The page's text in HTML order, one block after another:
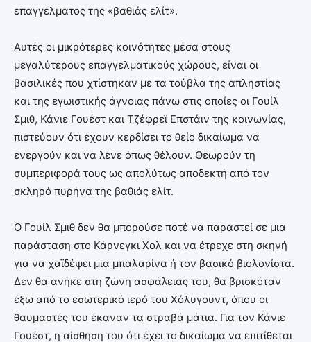
επαγγέλματος της «βαθιάς ελίτ».
Αυτές οι μικρότερες κοινότητες μέσα στους
μεγαλύτερους επαγγελματικούς χώρους, είναι οι
βασιλικές που χτίστηκαν με τα τούβλα της απληστίας
και της εγωιστικής άγνοιας πάνω στις οποίες οι Γουίλ
Σμιθ, Κάνιε Γουέστ και Τζέφρεϊ Επστάιν της κοινωνίας,
πιστεύουν ότι έχουν κερδίσει το θείο δικαίωμα να
ενεργούν και να λένε όπως θέλουν. Θεωρούν τη
συμπεριφορά τους ως απολύτως αποδεκτή από τον
σκληρό πυρήνα της βαθιάς ελίτ.
Ο Γουίλ Σμιθ δεν θα μπορούσε ποτέ να παραστεί σε μια
παράσταση στο Κάρνεγκι Χολ και να έτρεχε στη σκηνή
για να χαϊδέψει μια μπαλαρίνα ή τον βασικό βιολονίστα.
Δεν θα ανήκε στη ζώνη ασφάλειας του, θα βρισκόταν
έξω από το εσωτερικό ιερό του Χόλυγουντ, όπου οι
θαυμαστές του έκαναν τα στραβά μάτια. Για τον Κάνιε
Γουέστ, η αίσθηση του ότι έχει το δικαίωμα να επιτίθεται